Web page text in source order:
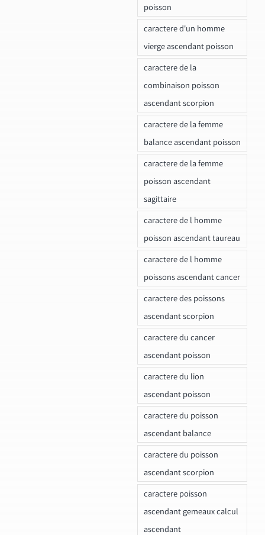
poisson
caractere d'un homme
vierge ascendant poisson
caractere de la
combinaison poisson
ascendant scorpion
caractere de la femme
balance ascendant poisson
caractere de la femme
poisson ascendant
sagittaire
caractere de l homme
poisson ascendant taureau
caractere de l homme
poissons ascendant cancer
caractere des poissons
ascendant scorpion
caractere du cancer
ascendant poisson
caractere du lion
ascendant poisson
caractere du poisson
ascendant balance
caractere du poisson
ascendant scorpion
caractere poisson
ascendant gemeaux calcul
ascendant